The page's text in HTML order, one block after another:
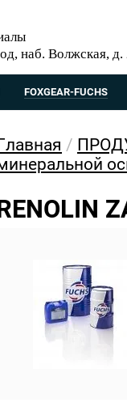
наб. Волжская, д.
FOXGEAR-FUCHS
/